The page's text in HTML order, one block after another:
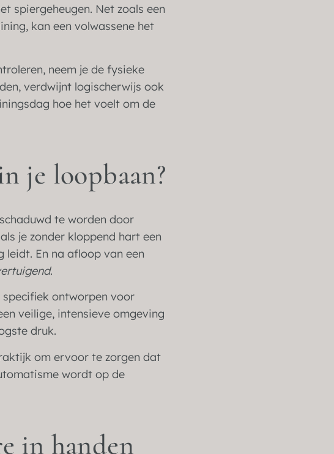
spiergeheugen. Net zoals een
kan een volwassene het
neem je de fysieke
verdwijnt logischerwijs ook
hoe het voelt om de
je loopbaan?
te worden door
je zonder kloppend hart een
leidt. En na afloop van een
.
ontworpen voor
veilige, intensieve omgeving
druk.
om ervoor te zorgen dat
wordt op de
in handen